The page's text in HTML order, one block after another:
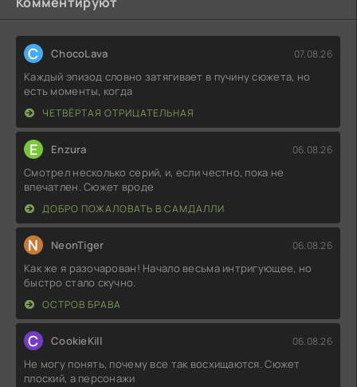
C ChocoLava 07.08.26
Каждый эпизод словно затягивает в пучину сюжета, но
есть моменты, когда
ЧЕТВЁРТАЯ ОТРИЦАТЕЛЬНАЯ
E Enzura 06.08.26
Смотрел несколько серий, и, если честно, пока не
впечатлен. Сюжет вроде
ДОБРО ПОЖАЛОВАТЬ В САМДАЛЛИ
N NeonTiger 06.08.26
Как же я разочарован! Начало весьма интригующее, но
быстро стало скучно.
ОСТРОВ БРАВА
C CookieKill 06.08.26
Не могу понять, почему все так восхищаются. Сюжет
плоский, а персонажи